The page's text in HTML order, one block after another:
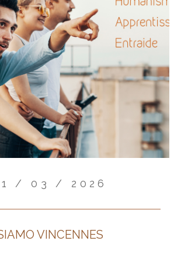
/ 03 / 2026
VINCENNES